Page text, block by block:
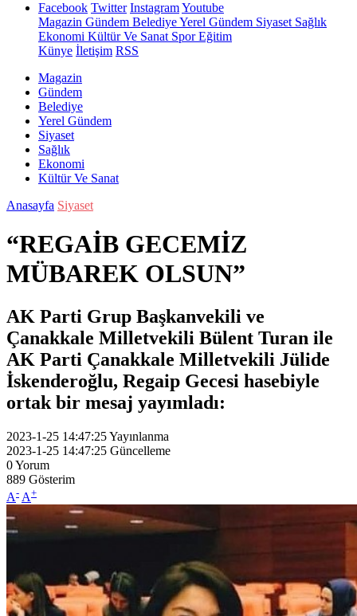
Facebook Twitter InstagramYoutube
Magazin Gündem BelediyeYerel Gündem Siyaset Sağlık
Ekonomi Kültür Ve Sanat SporEğitim
Künye İletişim RSS
Magazin
Gündem
Belediye
Yerel Gündem
Siyaset
Sağlık
Ekonomi
Kültür Ve Sanat
Anasayfa Siyaset
“REGAİB GECEMİZ
MÜBAREK OLSUN”
AK Parti Grup Başkanvekili ve
Çanakkale Milletvekili Bülent Turan ile
AK Parti Çanakkale Milletvekili Jülide
İskenderoğlu, Regaip Gecesi hasebiyle
ortak bir mesaj yayımladı:
2023-1-25 14:47:25Yayınlanma
2023-1-25 14:47:25 Güncelleme
0Yorum
889 Gösterim
A- A+